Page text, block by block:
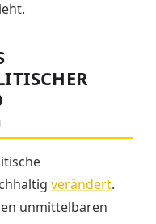
verändert.
unmittelbaren